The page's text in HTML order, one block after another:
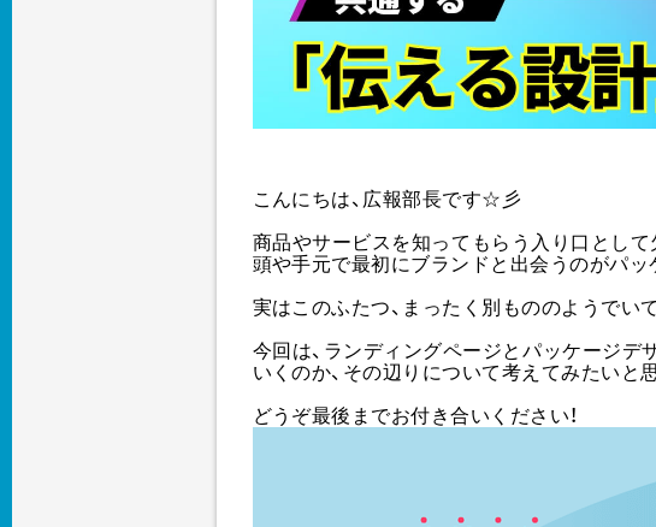
こんにちは、広報部長です☆彡
商品やサービスを知ってもらう入り口として
頭や手元で最初にブランドと出会うのがパッ
実はこのふたつ、まったく別もののようでい
今回は、ランディングページとパッケージデ
いくのか、その辺りについて考えてみたいと
どうぞ最後までお付き合いください！